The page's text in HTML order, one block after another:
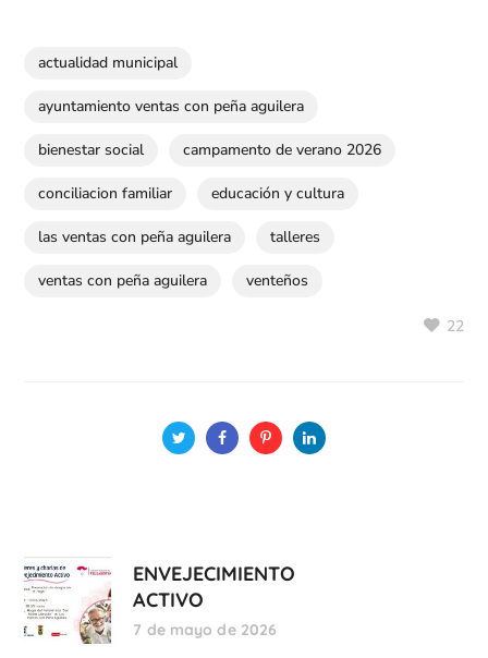
actualidad municipal
ayuntamiento ventas con peña aguilera
bienestar social campamento de verano 2026
conciliacion familiar educación y cultura
las ventas con peña aguilera talleres
ventas con peña aguilera venteños
22
ENVEJECIMIENTO
ACTIVO
7 de mayo de 2026